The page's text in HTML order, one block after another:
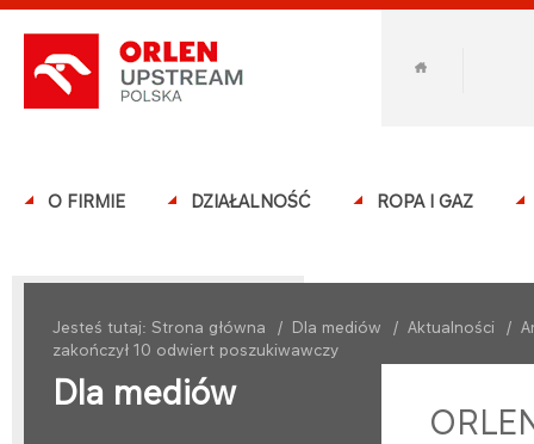
O FIRMIE DZIAŁALNOŚĆ ROPA I GAZ
Jesteś tutaj: Strona główna / Dla mediów / Aktualności /
zakończył 10 odwiert poszukiwawczy
Dla mediów